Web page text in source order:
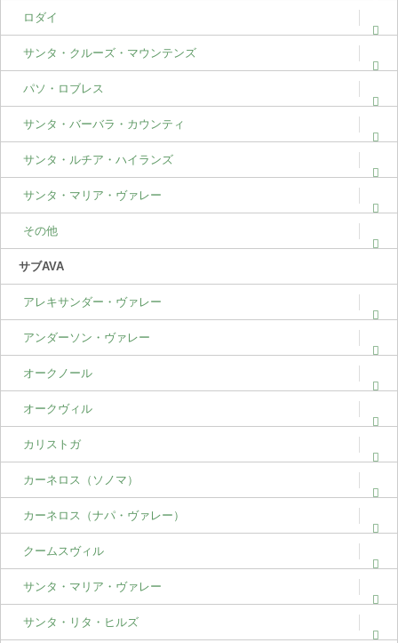
ロダイ
サンタ・クルーズ・マウンテンズ
パソ・ロブレス
サンタ・バーバラ・カウンティ
サンタ・ルチア・ハイランズ
サンタ・マリア・ヴァレー
その他
サブAVA
アレキサンダー・ヴァレー
アンダーソン・ヴァレー
オークノール
オークヴィル
カリストガ
カーネロス（ソノマ）
カーネロス（ナパ・ヴァレー）
クームスヴィル
サンタ・マリア・ヴァレー
サンタ・リタ・ヒルズ